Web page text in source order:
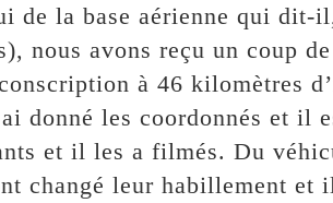
de la base aérienne qui dit-
nous avons reçu un coup
à 46 kilomètres
donné les coordonnés et il
et il les a filmés. Du
changé leur habillement et